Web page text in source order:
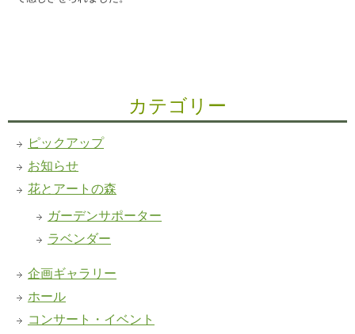
カテゴリー
ピックアップ
お知らせ
花とアートの森
ガーデンサポーター
ラベンダー
企画ギャラリー
ホール
コンサート・イベント